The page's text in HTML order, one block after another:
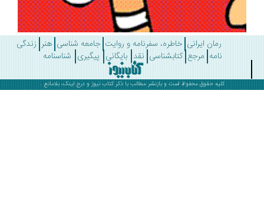
رمان ایرانی خاطره، سفرنامه و روایت جامعه شناسی هنر زندگی
مرجع کتابشناسی نقد بایگانی پیگیری شناسنامه
کلیه حقوق محفوظ است و بازنشر مطالب با ذکرکتاب نیوز و درج لینک، بلامانع .